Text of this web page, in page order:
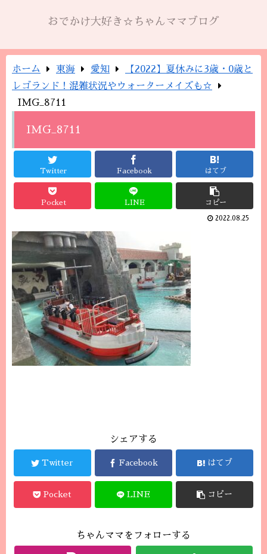
おでかけ大好き☆ちゃんママブログ
ホーム 東海 愛知
【2022】夏休みに3歳・0歳と
レゴランド！混雑状況やウォーターメイズも☆
IMG_8711
IMG_8711
Twitter Facebook はてブ
Pocket LINE コピー
2022.08.25
シェアする
Twitter Facebook はてブ
Pocket LINE コピー
ちゃんママをフォローする